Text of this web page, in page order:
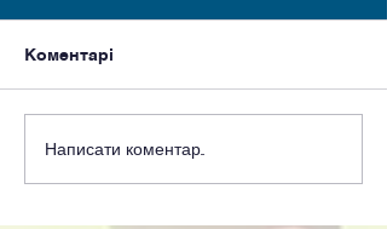
Коментарі
Написати коментар...